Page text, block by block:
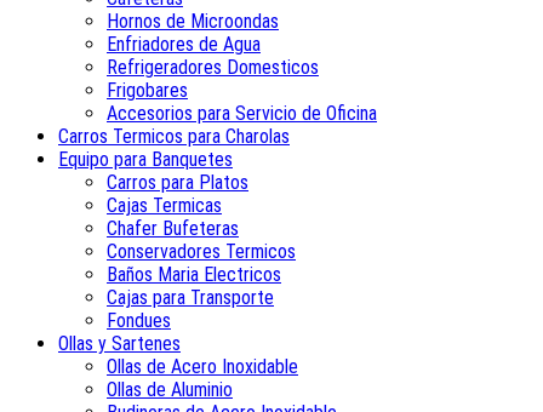
Hornos de Microondas
Enfriadores de Agua
Refrigeradores Domesticos
Frigobares
Accesorios para Servicio de Oficina
Carros Termicos para Charolas
Equipo para Banquetes
Carros para Platos
Cajas Termicas
Chafer Bufeteras
Conservadores Termicos
Baños Maria Electricos
Cajas para Transporte
Fondues
Ollas y Sartenes
Ollas de Acero Inoxidable
Ollas de Aluminio